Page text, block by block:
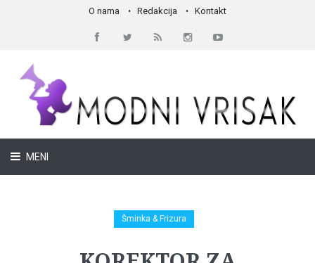
O nama Redakcija Kontakt
MENI
Šminka & Frizura